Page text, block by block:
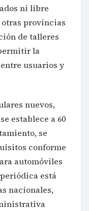
ni libre
provincias
de talleres
la
usuarios y
nuevos,
establece a 60
se
conforme
automóviles
está
nacionales,